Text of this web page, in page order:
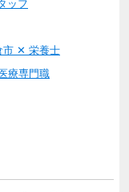
ッフ
市 ✕ 栄養士
療専門職